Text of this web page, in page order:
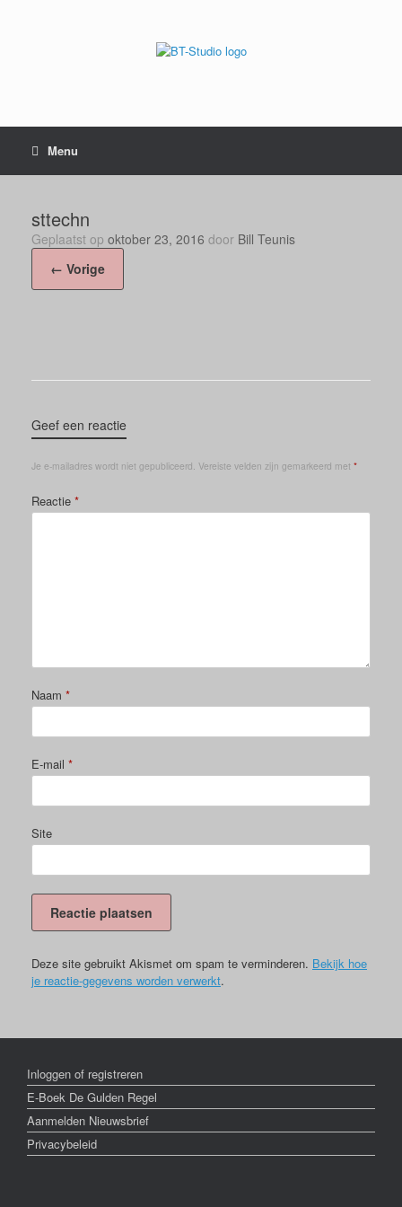
Menu
sttechn
Geplaatst op oktober 23, 2016 door Bill Teunis
← Vorige
Geef een reactie
Je e-mailadres wordt niet gepubliceerd. Vereiste velden zijn gemarkeerd met *
Reactie *
Naam *
E-mail *
Site
Deze site gebruikt Akismet om spam te verminderen. Bekijk hoe
je reactie-gegevens worden verwerkt.
Inloggen of registreren
E-Boek De Gulden Regel
Aanmelden Nieuwsbrief
Privacybeleid